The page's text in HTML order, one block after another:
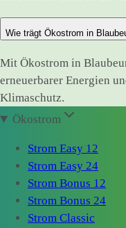
Wie trägt Ökostrom in
Mit Ökostrom in
erneuerbarer Energien
Klimaschutz.
Ökostrom
Strom Easy 12
Strom Easy 24
Strom Bonus 12
Strom Bonus 24
Strom Classic